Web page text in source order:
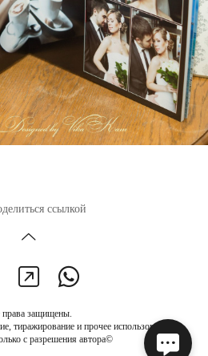
ссылкой
права защищены.
тиражирование и прочее использование
с разрешения автора©